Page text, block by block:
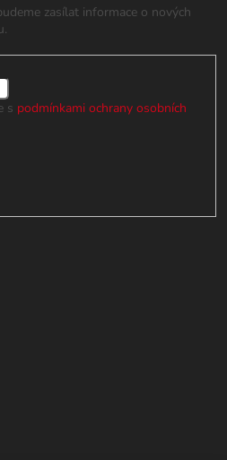
zasílat informace o nových
s podmínkami ochrany osobních